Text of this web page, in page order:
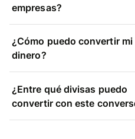
empresas?
¿Cómo puedo convertir mi
dinero?
¿Entre qué divisas puedo
convertir con este